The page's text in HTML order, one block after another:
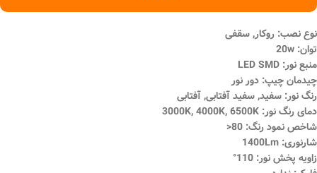
نوع نصب: روکار, سقفی
توان: 20w
منبع نور: LED SMD
چیدمان چیپ: دور نور
رنگ نور: سفید, سفید آفتابی, آفتابی
دمای رنگ نور: 3000K, 4000K, 6500K
شاخص نمود رنگ: 80<
شارنوری: 1400Lm
زاویه پخش نور: 110°